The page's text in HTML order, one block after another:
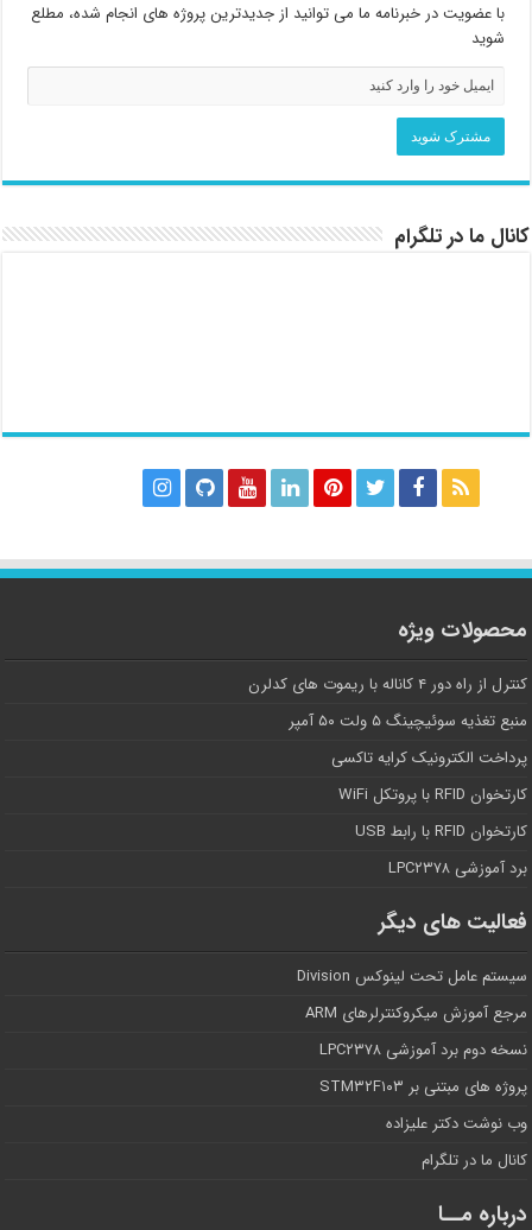
با عضویت در خبرنامه ما می توانید از جدیدترین پروژه های انجام شده، مطلع
شوید
کانال ما در تلگرام
محصولات ویژه
کنترل از راه دور ۴ کاناله با ریموت های کدلرن
منبع تغذیه سوئیچینگ ۵ ولت ۵۰ آمپر
پرداخت الکترونیک کرایه تاکسی
کارتخوان RFID با پروتکل WiFi
کارتخوان RFID با رابط USB
برد آموزشی LPC۲۳۷۸
فعالیت های دیگر
سیستم عامل تحت لینوکس Division
مرجع آموزش میکروکنترلرهای ARM
نسخه دوم برد آموزشی LPC۲۳۷۸
پروژه های مبتنی بر STM۳۲F۱۰۳
وب نوشت دکتر علیزاده
کانال ما در تلگرام
درباره مــا